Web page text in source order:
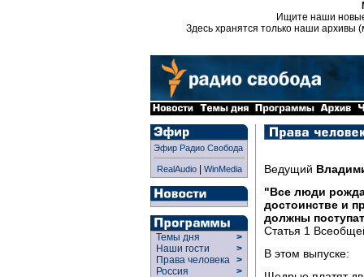
Ищите наши
Здесь хранятся только наши архивы
Эфир Радио Свобода
RealAudio| WinMedia
Темы дня
>
Наши гости
>
Права человека >
Россия
>
Ведущий
"Все люди
достоинстве и
должны
Статья 1
В этом выпуске: